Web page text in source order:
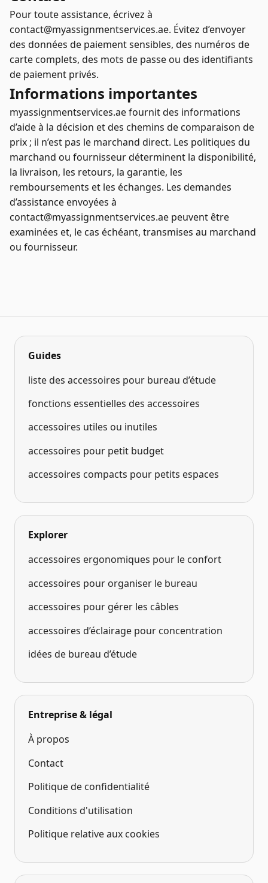
Pour toute assistance, écrivez à
contact@myassignmentservices.ae. Évitez d’envoyer
des données de paiement sensibles, des numéros de
carte complets, des mots de passe ou des identifiants
de paiement privés.
Informations importantes
myassignmentservices.ae fournit des informations
d’aide à la décision et des chemins de comparaison de
prix ; il n’est pas le marchand direct. Les politiques du
marchand ou fournisseur déterminent la disponibilité,
la livraison, les retours, la garantie, les
remboursements et les échanges. Les demandes
d’assistance envoyées à
contact@myassignmentservices.ae peuvent être
examinées et, le cas échéant, transmises au marchand
ou fournisseur.
Guides
liste des accessoires pour bureau d’étude
fonctions essentielles des accessoires
accessoires utiles ou inutiles
accessoires pour petit budget
accessoires compacts pour petits espaces
Explorer
accessoires ergonomiques pour le confort
accessoires pour organiser le bureau
accessoires pour gérer les câbles
accessoires d’éclairage pour concentration
idées de bureau d’étude
Entreprise & légal
À propos
Contact
Politique de confidentialité
Conditions d'utilisation
Politique relative aux cookies